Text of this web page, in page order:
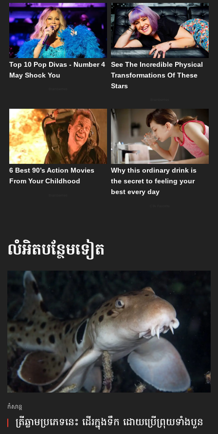
លំអិតបន្ថែមទៀត
កំសាន្ដ
ត្រីឆ្លាម​ប្រភេទនេះ ដើរ​ក្នុង​ទឹក ដោយប្រើ​ព្រុយ​ទាំងបួន